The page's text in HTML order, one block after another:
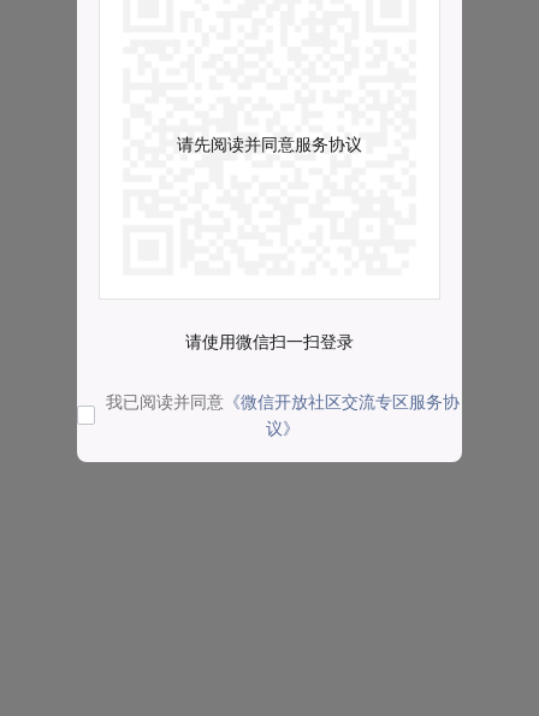
请先阅读并同意服务协议
请使用微信扫一扫登录
我已阅读并同意 《微信开放社区交流专区服务协
议》